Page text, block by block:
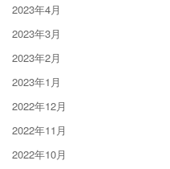
2023年4月
2023年3月
2023年2月
2023年1月
2022年12月
2022年11月
2022年10月